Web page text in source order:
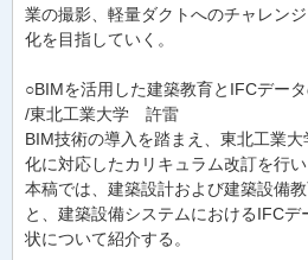
業の撮影、軽量ダクトへのチャレン
化を目指していく。
○BIMを活用した建築教育とIFCデー
/東北工業大学 許雷
BIM技術の導入を踏まえ、東北工業
化に対応したカリキュラム改訂を行
本稿では、建築設計および建築設備
と、建築設備システムにおけるIFCデ
状について紹介する。